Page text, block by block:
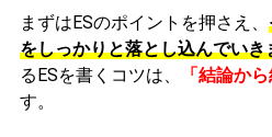
まずはESのポイントを押さえ、
をしっかりと落とし込んでいき
るESを書くコツは、
「結論か
す。